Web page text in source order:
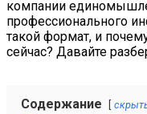
компании
профессионального
такой формат, и
сейчас? Давайте
Содержание